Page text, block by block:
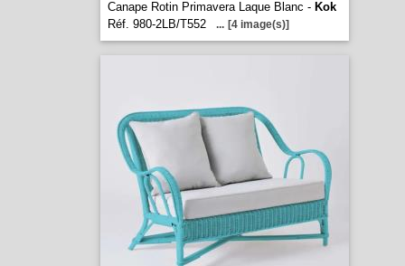
Canape Rotin Primavera Laque Blanc - Kok
Réf. 980-2LB/T552
... [4 image(s)]